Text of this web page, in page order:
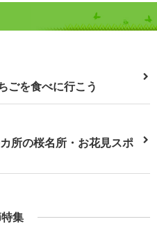
ごを食べに行こう
所の桜名所・お花見スポ
集